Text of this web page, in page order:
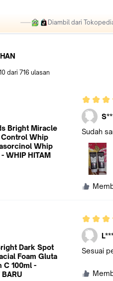
Diambil dari
dari 716 ulasan
Bright Miracle
Whip
Whip
WHIP HITAM
Sudah
Dark Spot
Foam Gluta
C 100ml -
BARU
Sesuai